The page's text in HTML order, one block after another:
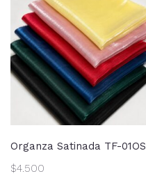
Organza Satinada TF-01OS
$4.500